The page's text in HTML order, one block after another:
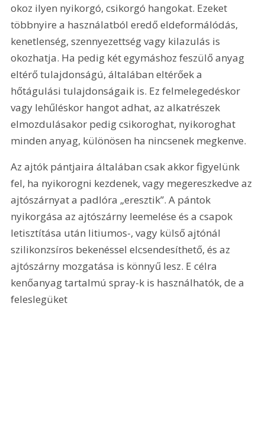
okoz ilyen nyikorgó, csikorgó hangokat. Ezeket
többnyire a használatból eredő eldeformálódás,
kenetlenség, szennyezettség vagy kilazulás is
okozhatja. Ha pedig két egymáshoz feszülő anyag
eltérő tulajdonságú, általában eltérőek a
hőtágulási tulajdonságaik is. Ez felmelegedéskor
vagy lehűléskor hangot adhat, az alkatrészek
elmozdulásakor pedig csikoroghat, nyikoroghat
minden anyag, különösen ha nincsenek megkenve.
Az ajtók pántjaira általában csak akkor figyelünk
fel, ha nyikorogni kezdenek, vagy megereszkedve az
ajtószárnyat a padlóra „eresztik”. A pántok
nyikorgása az ajtószárny leemelése és a csapok
letisztítása után litiumos-, vagy külső ajtónál
szilikonzsíros bekenéssel elcsendesíthető, és az
ajtószárny mozgatása is könnyű lesz. E célra
kenőanyag tartalmú spray-k is használhatók, de a
feleslegüket